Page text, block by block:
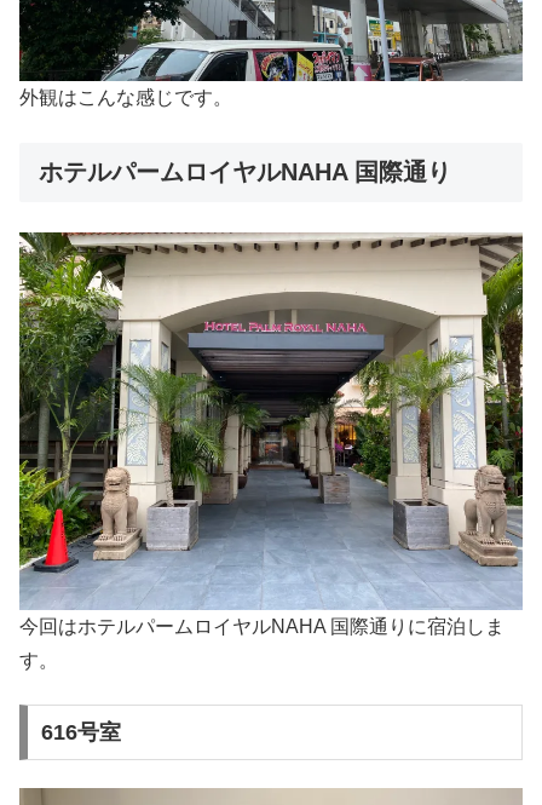
外観はこんな感じです。
ホテルパームロイヤルNAHA 国際通り
今回はホテルパームロイヤルNAHA 国際通りに宿泊しま
す。
616号室